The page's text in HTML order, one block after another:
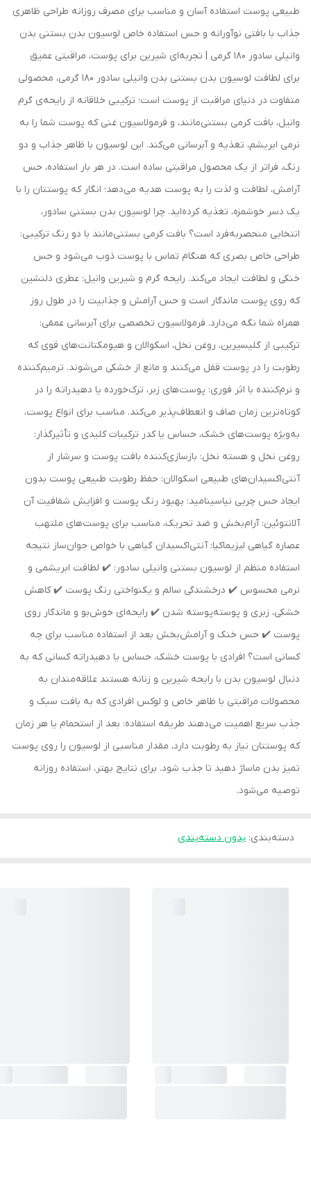
طبیعی پوست استفاده آسان و مناسب برای مصرف روزانه طراحی ظاهری
جذاب با بافتی نوآورانه و حس استفاده خاص لوسیون بدن بستنی بدن
وانیلی سادور 180 گرمی | تجربه‌ای شیرین برای پوست، مراقبتی عمیق
برای لطافت لوسیون بدن بستنی بدن وانیلی سادور 180 گرمی، محصولی
متفاوت در دنیای مراقبت از پوست است؛ ترکیبی خلاقانه از رایحه‌ی گرم
وانیل، بافت کرمی بستنی‌مانند، و فرمولاسیون غنی که پوست شما را به
نرمی ابریشم، تغذیه و آبرسانی می‌کند. این لوسیون با ظاهر جذاب و دو
رنگ، فراتر از یک محصول مراقبتی ساده است. در هر بار استفاده، حس
آرامش، لطافت و لذت را به پوست هدیه می‌دهد؛ انگار که پوستتان را با
یک دسر خوشمزه، تغذیه کرده‌اید. چرا لوسیون بدن بستنی سادور،
انتخابی منحصربه‌فرد است؟ بافت کرمی بستنی‌مانند با دو رنگ ترکیبی:
طراحی خاص بصری که هنگام تماس با پوست ذوب می‌شود و حس
خنکی و لطافت ایجاد می‌کند. رایحه گرم و شیرین وانیل: عطری دلنشین
که روی پوست ماندگار است و حس آرامش و جذابیت را در طول روز
همراه شما نگه می‌دارد. فرمولاسیون تخصصی برای آبرسانی عمقی:
ترکیبی از گلیسیرین، روغن نخل، اسکوالان و هیومکتانت‌های قوی که
رطوبت را در پوست قفل می‌کنند و مانع از خشکی می‌شوند. ترمیم‌کننده
و نرم‌کننده با اثر فوری: پوست‌های زبر، ترک‌خورده یا دهیدراته را در
کوتاه‌ترین زمان صاف و انعطاف‌پذیر می‌کند. مناسب برای انواع پوست،
به‌ویژه پوست‌های خشک، حساس یا کدر ترکیبات کلیدی و تأثیرگذار:
روغن نخل و هسته نخل: بازسازی‌کننده بافت پوست و سرشار از
آنتی‌اکسیدان‌های طبیعی اسکوالان: حفظ رطوبت طبیعی پوست بدون
ایجاد حس چربی نیاسینامید: بهبود رنگ پوست و افزایش شفافیت آن
آلانتوئین: آرام‌بخش و ضد تحریک، مناسب برای پوست‌های ملتهب
عصاره گیاهی لیزیماکیا: آنتی‌اکسیدان گیاهی با خواص جوان‌ساز نتیجه
استفاده منظم از لوسیون بستنی وانیلی سادور: ✔️ لطافت ابریشمی و
نرمی محسوس ✔️ درخشندگی سالم و یکنواختی رنگ پوست ✔️ کاهش
خشکی، زبری و پوسته‌پوسته شدن ✔️ رایحه‌ای خوش‌بو و ماندگار روی
پوست ✔️ حس خنک و آرامش‌بخش بعد از استفاده مناسب برای چه
کسانی است؟ افرادی با پوست خشک، حساس یا دهیدراته کسانی که به
دنبال لوسیون بدن با رایحه شیرین و زنانه هستند علاقه‌مندان به
محصولات مراقبتی با ظاهر خاص و لوکس افرادی که به بافت سبک و
جذب سریع اهمیت می‌دهند طریقه استفاده: بعد از استحمام یا هر زمان
که پوستتان نیاز به رطوبت دارد، مقدار مناسبی از لوسیون را روی پوست
تمیز بدن ماساژ دهید تا جذب شود. برای نتایج بهتر، استفاده روزانه
توصیه می‌شود.
دسته‌بندی: بدون دسته‌بندی